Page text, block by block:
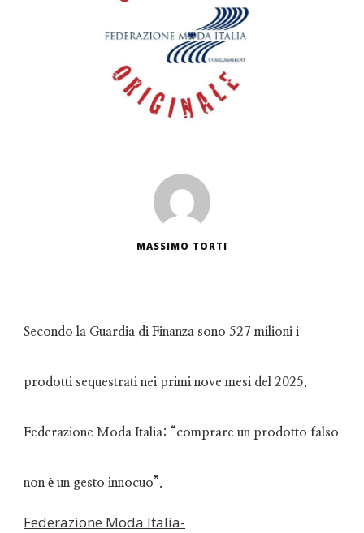
MASSIMO TORTI
Secondo la Guardia di Finanza sono 527 milioni i
prodotti sequestrati nei primi nove mesi del 2025.
Federazione Moda Italia: “comprare un prodotto falso
non è un gesto innocuo”.
Federazione Moda Italia-